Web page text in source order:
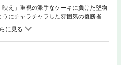
え」重視の派手なケーキに負けた堅物
にチャラチャラした雰囲気の優勝者・
ない。しかも佐野は大会以来、毎日の
めなさい！」とちょっかいを出してく
が、勢いに負けて佐野のケーキを食べ
目も心もあの人から離せない――!?